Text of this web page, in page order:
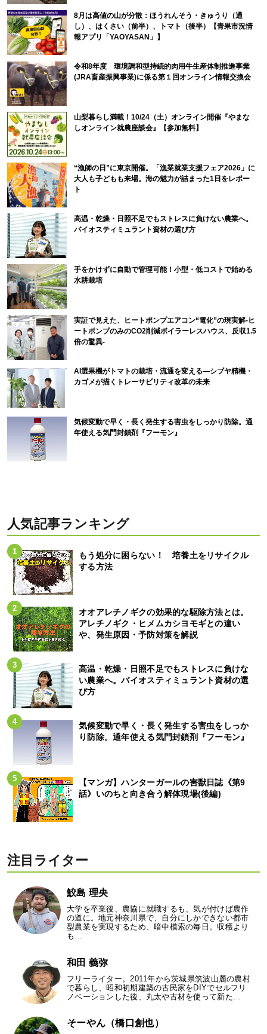
8月は高値の山が分散：ほうれんそう・きゅうり（通
し）、はくさい（前半）、トマト（後半）【青果市況情
報アプリ「YAOYASAN」】
令和8年度 環境調和型持続的肉用牛生産体制推進事業
(JRA畜産振興事業)に係る第１回オンライン情報交換会
山梨暮らし満載！10/24（土）オンライン開催『やまな
しオンライン就農座談会』【参加無料】
“漁師の日”に東京開催。「漁業就業支援フェア2026」に
大人も子どもも来場。海の魅力が詰まった1日をレポー
ト
高温・乾燥・日照不足でもストレスに負けない農業へ。
バイオスティミュラント資材の選び方
手をかけずに自動で管理可能！小型・低コストで始める
水耕栽培
実証で見えた、ヒートポンプエアコン“電化”の現実解-ヒ
ートポンプのみのCO2削減ボイラーレスハウス、反収1.5
倍の驚異-
AI選果機がトマトの栽培・流通を変える―シブヤ精機・
カゴメが描くトレーサビリティ改革の未来
気候変動で早く・長く発生する害虫をしっかり防除。通
年使える気門封鎖剤『フーモン』
人気記事ランキング
もう処分に困らない！ 培養土をリサイクル
する方法
オオアレチノギクの効果的な駆除方法とは。
アレチノギク・ヒメムカシヨモギとの違い
や、発生原因・予防対策を解説
高温・乾燥・日照不足でもストレスに負けな
い農業へ。バイオスティミュラント資材の選
び方
気候変動で早く・長く発生する害虫をしっか
り防除。通年使える気門封鎖剤『フーモン』
【マンガ】ハンターガールの害獣日誌《第9
話》いのちと向き合う解体現場(後編)
注目ライター
鮫島 理央
大学を卒業後、農協に就職するも、気が付けば農作
の道に。地元神奈川県で、自分にしかできない都市
型農業を実現するため、暗中模索の毎日。収穫より
も…
和田 義弥
フリーライター。2011年から茨城県筑波山麓の農村
で暮らし、昭和初期建築の古民家をDIYでセルフリ
ノベーションした後、丸太や古材を使って新た…
そーやん（橋口創也）